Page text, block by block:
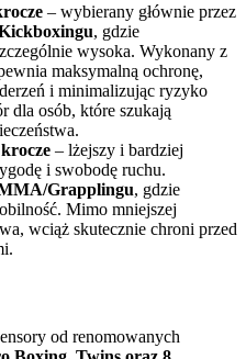
– wybierany głównie przez
, gdzie
wysoka. Wykonany z
maksymalną ochronę,
i minimalizując ryzyko
dla osób, które szukają
– lżejszy i bardziej
i swobodę ruchu.
Grapplingu, gdzie
Mimo mniejszej
wciąż skutecznie chroni przed
od renomowanych